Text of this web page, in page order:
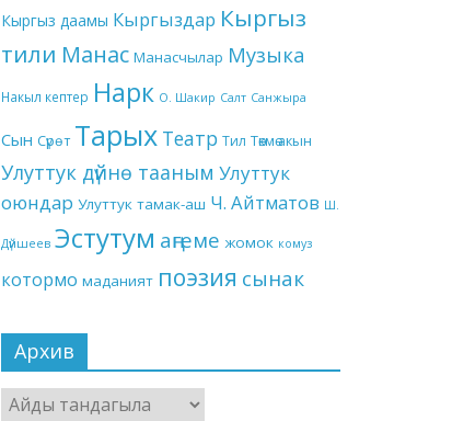
Кыргыз даамы Кыргыздар Кыргыз
тили Манас Манасчылар Музыка
Накыл кептер Нарк О. Шакир Салт Санжыра
Сын Сүрөт Тарых Театр Тил Төкмө акын
Улуттук дүйнө тааным Улуттук
оюндар Улуттук тамак-аш Ч. Айтматов Ш.
Дүйшеев Эстутум аңгеме жомок комуз
котормо маданият поэзия сынак
Архив
Архив